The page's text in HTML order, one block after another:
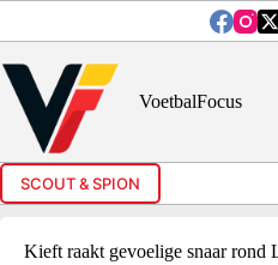
inhoud
VoetbalFocus
SCOUT & SPION
Kieft raakt gevoelige snaar rond